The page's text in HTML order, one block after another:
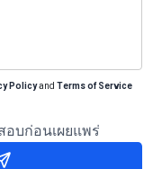
Policyand Terms of Service
บก่อนเผยแพร่